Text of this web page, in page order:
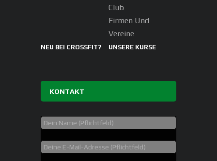
Club
Firmen Und
Vereine
NEU BEI CROSSFIT? UNSERE KURSE
KONTAKT